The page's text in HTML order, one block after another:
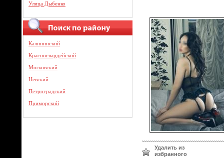
Улица Дыбенко
Калининский
Красногвардейский
Московский
Невский
Петроградский
Приморский
Удалить из
избранного